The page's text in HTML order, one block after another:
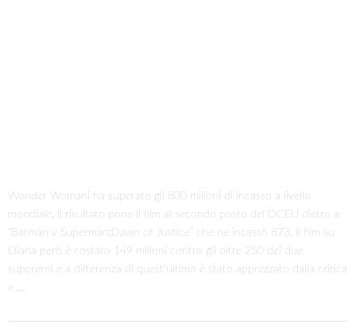
Wonder Womani ha superato gli 800 milioni di incasso a livello
mondiale. Il risultato pone il film al secondo posto del DCEU dietro a
“Batman v Superman:Dawn of Justice” che ne incassò 873. Il film su
Diana però è costato 149 milioni contro gli oltre 250 dei due
supereroi e a differenza di quest’ultimo è stato apprezzato dalla critica
e …